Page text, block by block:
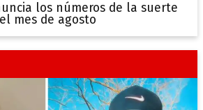
los números de la suerte
mes de agosto